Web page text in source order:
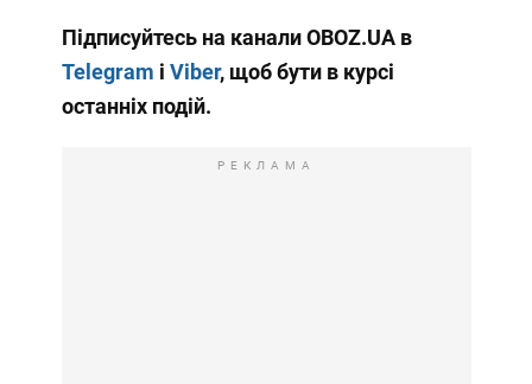
Підписуйтесь на канали OBOZ.UA в
Telegram і Viber, щоб бути в курсі
останніх подій.
РЕКЛАМА